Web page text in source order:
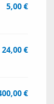
5,00 €
24,00 €
€